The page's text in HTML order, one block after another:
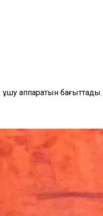
аппаратын бағыттады.